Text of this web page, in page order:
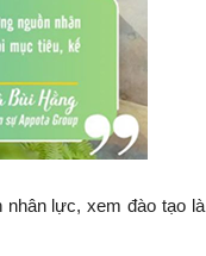
nhân lực, xem đào tạo là